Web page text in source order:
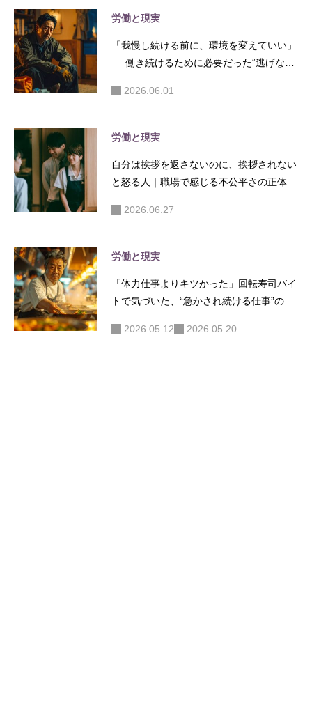
の場所
労働と現実
「我慢し続ける前に、環境を変えていい」
──働き続けるために必要だった“逃げない
2026.06.01
労働と現実
自分は挨拶を返さないのに、挨拶されない
と怒る人｜職場で感じる不公平さの正体
2026.06.27
労働と現実
「体力仕事よりキツかった」回転寿司バイ
トで気づいた、“急かされ続ける仕事”の消
2026.05.12
2026.05.20